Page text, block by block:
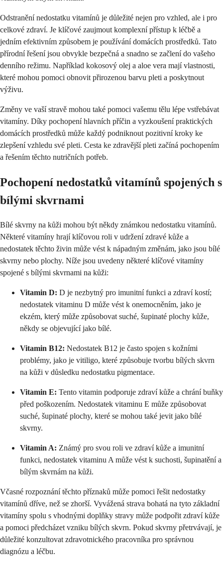
Odstranění nedostatku vitamínů je důležité nejen pro vzhled, ale i pro
celkové zdraví. Je klíčové zaujmout komplexní přístup k léčbě a
jedním efektivním způsobem je používání domácích prostředků. Tato
přírodní řešení jsou obvykle bezpečná a snadno se začlení do vašeho
denního režimu. Například kokosový olej a aloe vera mají vlastnosti,
které mohou pomoci obnovit přirozenou barvu pleti a poskytnout
výživu.
Změny ve vaší stravě mohou také pomoci vašemu tělu lépe vstřebávat
vitamíny. Díky pochopení hlavních příčin a vyzkoušení praktických
domácích prostředků může každý podniknout pozitivní kroky ke
zlepšení vzhledu své pleti. Cesta ke zdravější pleti začíná pochopením
a řešením těchto nutričních potřeb.
Pochopení nedostatků vitamínů spojených s
bílými skvrnami
Bílé skvrny na kůži mohou být někdy známkou nedostatku vitamínů.
Některé vitamíny hrají klíčovou roli v udržení zdravé kůže a
nedostatek těchto živin může vést k nápadným změnám, jako jsou bílé
skvrny nebo plochy. Níže jsou uvedeny některé klíčové vitamíny
spojené s bílými skvrnami na kůži:
Vitamin D: D je nezbytný pro imunitní funkci a zdraví kostí;
nedostatek vitaminu D může vést k onemocněním, jako je
ekzém, který může způsobovat suché, šupinaté plochy kůže,
někdy se objevující jako bílé.
Vitamin B12: Nedostatek B12 je často spojen s kožními
problémy, jako je vitiligo, které způsobuje tvorbu bílých skvrn
na kůži v důsledku nedostatku pigmentace.
Vitamin E: Tento vitamin podporuje zdraví kůže a chrání buňky
před poškozením. Nedostatek vitaminu E může způsobovat
suché, šupinaté plochy, které se mohou také jevit jako bílé
skvrny.
Vitamin A: Známý pro svou roli ve zdraví kůže a imunitní
funkci, nedostatek vitaminu A může vést k suchosti, šupinatění a
bílým skvrnám na kůži.
Včasné rozpoznání těchto příznaků může pomoci řešit nedostatky
vitamínů dříve, než se zhorší. Vyvážená strava bohatá na tyto základní
vitamíny spolu s vhodnými doplňky stravy může podpořit zdraví kůže
a pomoci předcházet vzniku bílých skvrn. Pokud skvrny přetrvávají, je
důležité konzultovat zdravotnického pracovníka pro správnou
diagnózu a léčbu.